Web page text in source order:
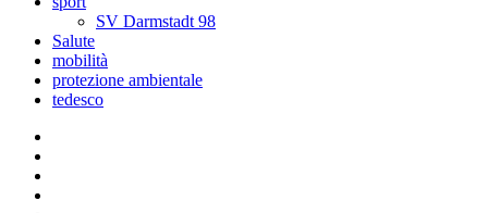
SV Darmstadt 98
Salute
mobilità
protezione ambientale
tedesco